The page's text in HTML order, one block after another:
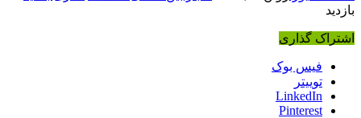
بازدید
اشتراک گذاری
فیس بوک
توییتر
LinkedIn
Pinterest